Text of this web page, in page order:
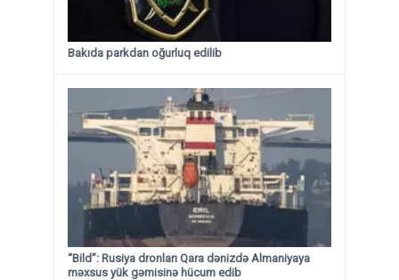
Bakıda parkdan oğurluq edilib
“Bild”: Rusiya dronları Qara dənizdə Almaniyaya
məxsus yük gəmisinə hücum edib